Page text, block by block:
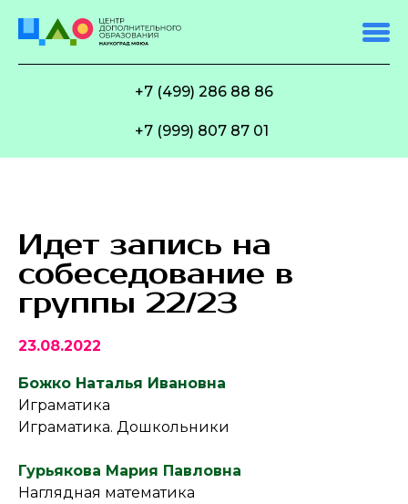
+7 (499) 286 88 86
+7 (999) 807 87 01
Идет запись на
собеседование в
группы 22/23
23.08.2022
Божко Наталья Ивановна
Играматика
Играматика. Дошкольники
Гурьякова Мария Павловна
Наглядная математика